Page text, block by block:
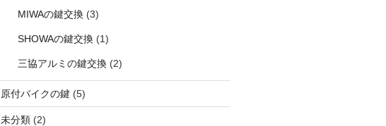
MIWAの鍵交換(3)
SHOWAの鍵交換(1)
三協アルミの鍵交換(2)
原付バイクの鍵 (5)
未分類(2)